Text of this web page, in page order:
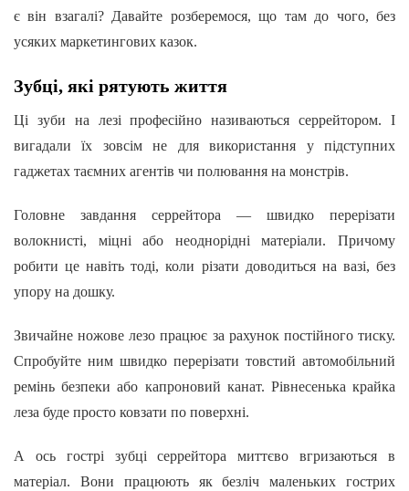
є він взагалі? Давайте розберемося, що там до чого, без
усяких маркетингових казок.
Зубці, які рятують життя
Ці зуби на лезі професійно називаються серрейтором. І
вигадали їх зовсім не для використання у підступних
гаджетах таємних агентів чи полювання на монстрів.
Головне завдання серрейтора — швидко перерізати
волокнисті, міцні або неоднорідні матеріали. Причому
робити це навіть тоді, коли різати доводиться на вазі, без
упору на дошку.
Звичайне ножове лезо працює за рахунок постійного тиску.
Спробуйте ним швидко перерізати товстий автомобільний
ремінь безпеки або капроновий канат. Рівнесенька крайка
леза буде просто ковзати по поверхні.
А ось гострі зубці серрейтора миттєво вгризаються в
матеріал. Вони працюють як безліч маленьких гострих